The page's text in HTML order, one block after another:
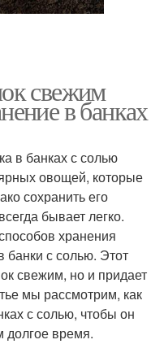
свежим
в банках
в банках с солью
овощей, которые
сохранить его
бывает легко.
хранения
банки с солью. Этот
свежим, но и придает
мы рассмотрим, как
с солью, чтобы он
долгое время.